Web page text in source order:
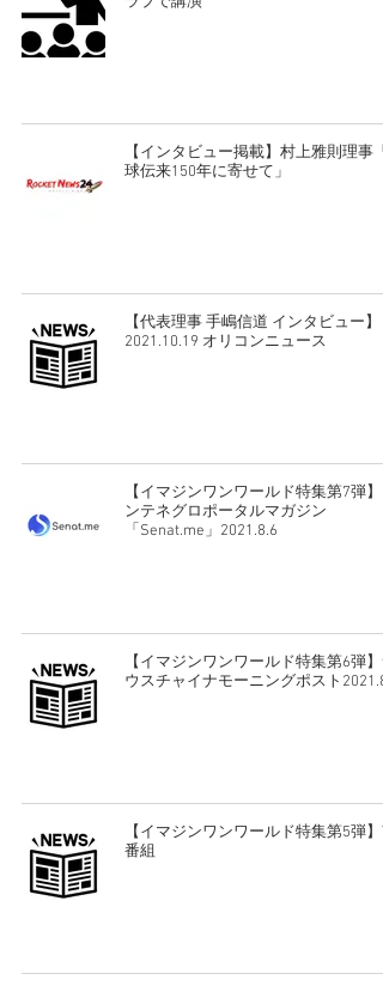
【インタビュー掲載】村上雅則理事
球伝来150年に寄せて」
【代表理事 手嶋信道 インタビュー】
2021.10.19 オリコンニュース
【イマジンワンワールド特集第7弾】
ンテネグロポータルマガジン
「Senat.me」2021.8.6
【イマジンワンワールド特集第6弾】
ウスチャイナモーニングポスト
【イマジンワンワールド特集第5弾】
番組